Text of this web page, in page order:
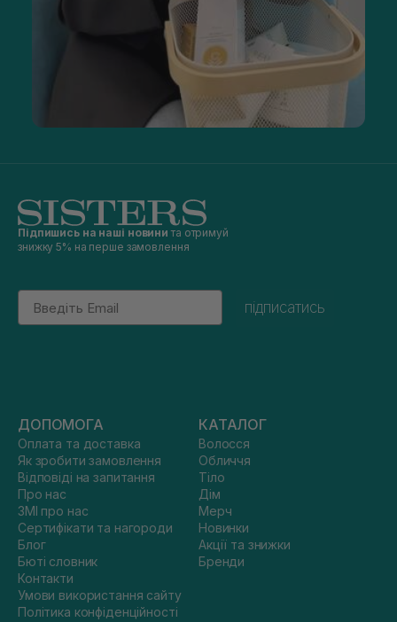
Підпишись на наші новини та отримуй
знижку 5% на перше замовлення
Email
підписатись
ДОПОМОГА
Оплата та доставка
Як зробити замовлення
Відповіді на запитання
Про нас
ЗМІ про нас
Сертифікати та нагороди
Блог
Бюті словник
Контакти
Умови використання сайту
Політика конфіденційності
КАТАЛОГ
Волосся
Обличчя
Тіло
Дім
Мерч
Новинки
Акції та знижки
Бренди